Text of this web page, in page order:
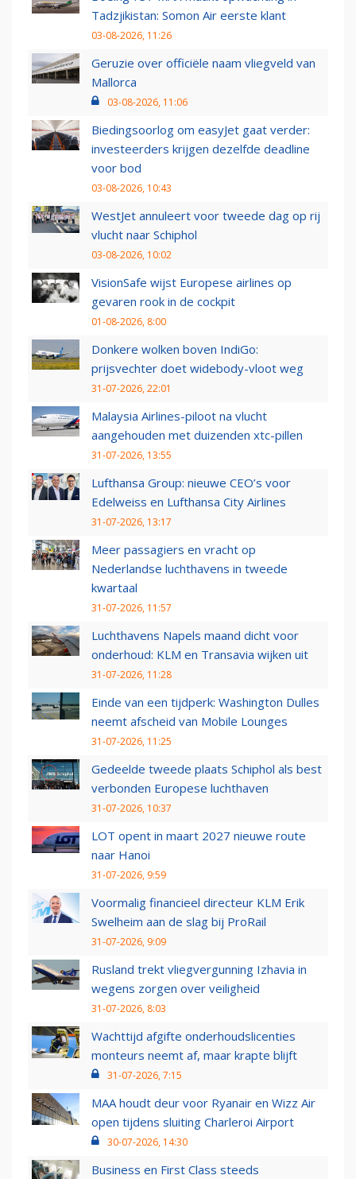
Tadzjikistan: Somon Air eerste klant
03-08-2026, 11:26
Geruzie over officiële naam vliegveld van
Mallorca
03-08-2026, 11:06
Biedingsoorlog om easyJet gaat verder:
investeerders krijgen dezelfde deadline
voor bod
03-08-2026, 10:43
WestJet annuleert voor tweede dag op rij
vlucht naar Schiphol
03-08-2026, 10:02
VisionSafe wijst Europese airlines op
gevaren rook in de cockpit
01-08-2026, 8:00
Donkere wolken boven IndiGo:
prijsvechter doet widebody-vloot weg
31-07-2026, 22:01
Malaysia Airlines-piloot na vlucht
aangehouden met duizenden xtc-pillen
31-07-2026, 13:55
Lufthansa Group: nieuwe CEO’s voor
Edelweiss en Lufthansa City Airlines
31-07-2026, 13:17
Meer passagiers en vracht op
Nederlandse luchthavens in tweede
kwartaal
31-07-2026, 11:57
Luchthavens Napels maand dicht voor
onderhoud: KLM en Transavia wijken uit
31-07-2026, 11:28
Einde van een tijdperk: Washington Dulles
neemt afscheid van Mobile Lounges
31-07-2026, 11:25
Gedeelde tweede plaats Schiphol als best
verbonden Europese luchthaven
31-07-2026, 10:37
LOT opent in maart 2027 nieuwe route
naar Hanoi
31-07-2026, 9:59
Voormalig financieel directeur KLM Erik
Swelheim aan de slag bij ProRail
31-07-2026, 9:09
Rusland trekt vliegvergunning Izhavia in
wegens zorgen over veiligheid
31-07-2026, 8:03
Wachttijd afgifte onderhoudslicenties
monteurs neemt af, maar krapte blijft
31-07-2026, 7:15
MAA houdt deur voor Ryanair en Wizz Air
open tijdens sluiting Charleroi Airport
30-07-2026, 14:30
Business en First Class steeds